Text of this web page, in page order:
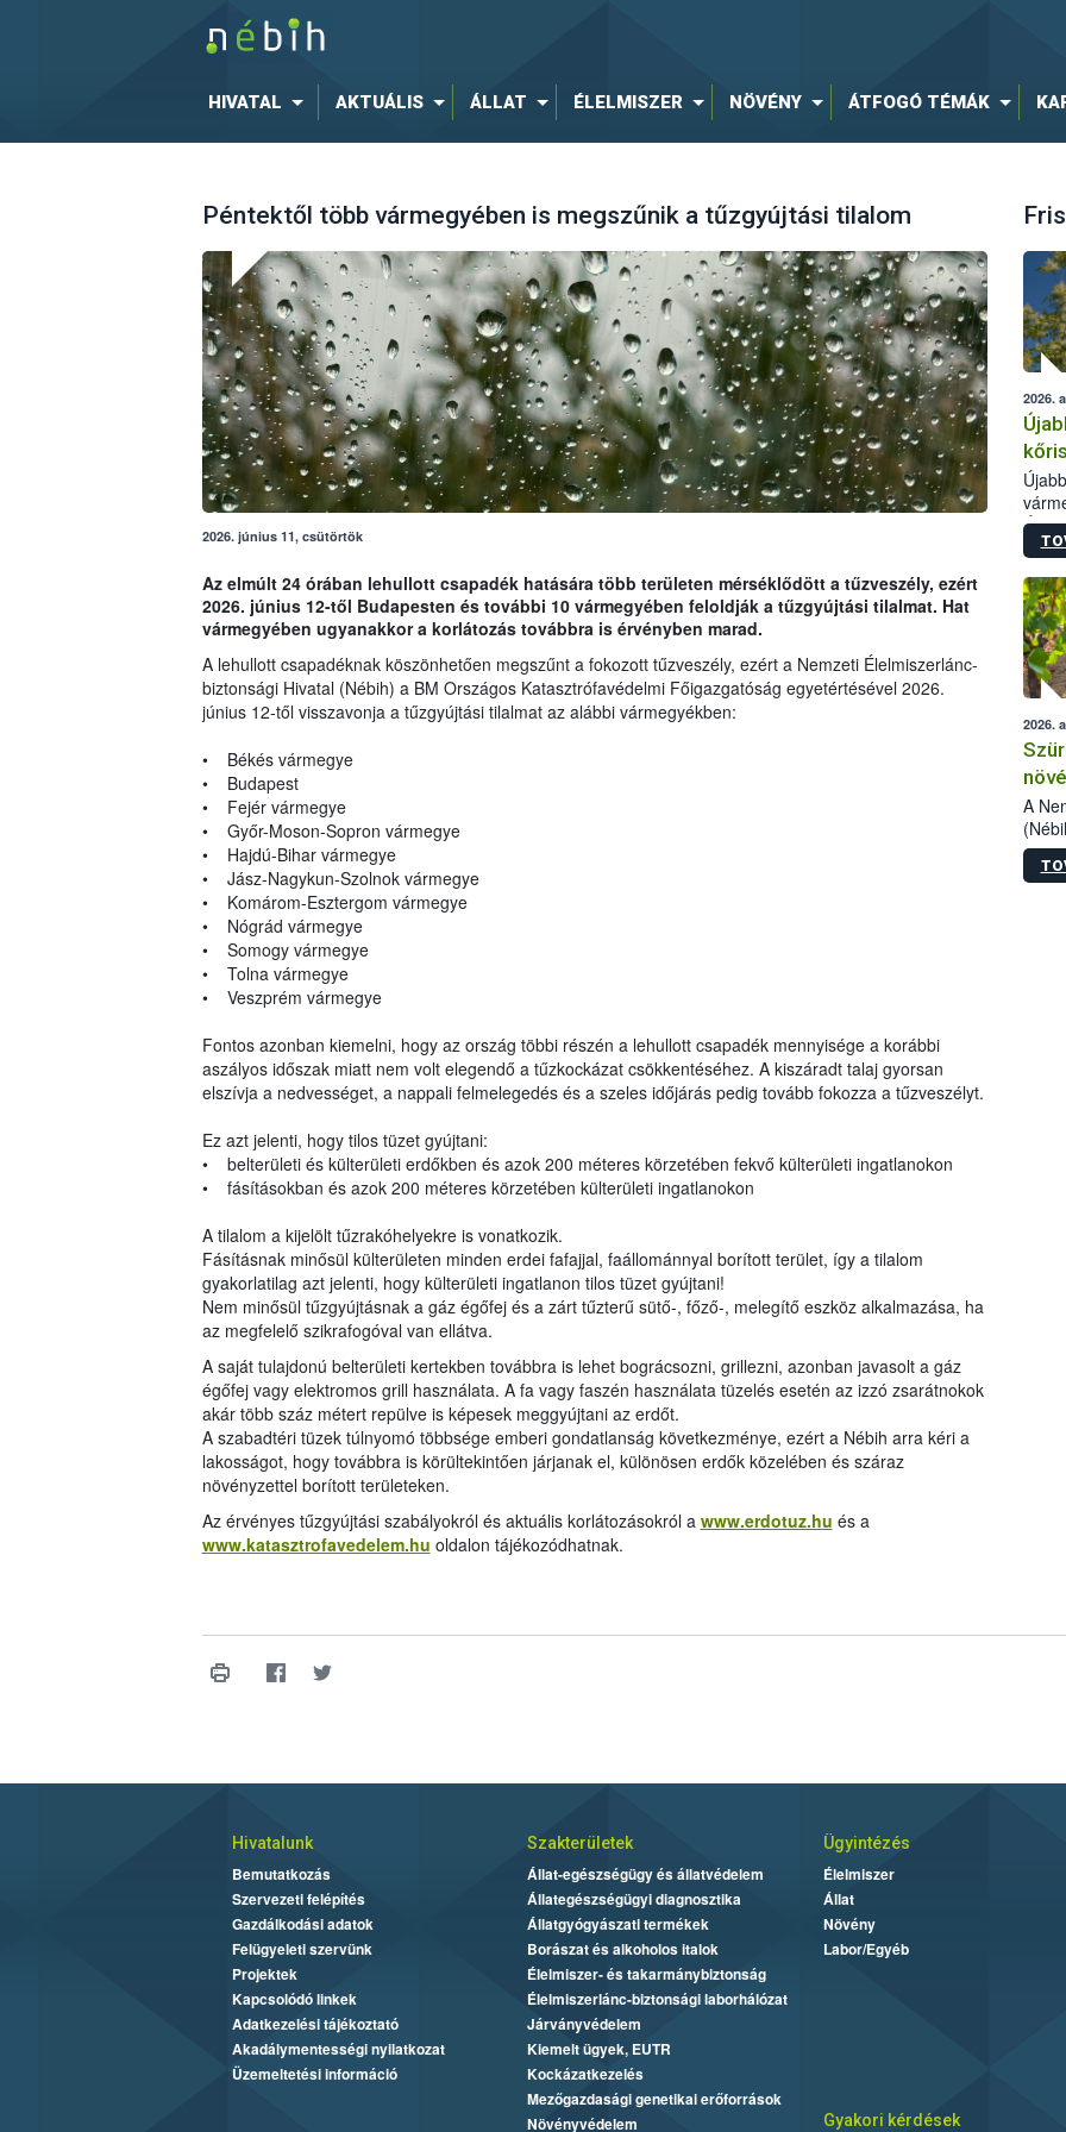
HIVATAL AKTUÁLIS ÁLLAT ÉLELMISZER NÖVÉNY ÁTFOGÓ TÉMÁK
Péntektől több vármegyében is megszűnik a tűzgyújtási tilalom
2026. június 11, csütörtök
Az elmúlt 24 órában lehullott csapadék hatására több területen mérséklődött a tűzveszély, ezért
2026. június 12-től Budapesten és további 10 vármegyében feloldják a tűzgyújtási tilalmat. Hat
vármegyében ugyanakkor a korlátozás továbbra is érvényben marad.
A lehullott csapadéknak köszönhetően megszűnt a fokozott tűzveszély, ezért a Nemzeti Élelmiszerlánc-
biztonsági Hivatal (Nébih) a BM Országos Katasztrófavédelmi Főigazgatóság egyetértésével 2026.
június 12-től visszavonja a tűzgyújtási tilalmat az alábbi vármegyékben:
• Békés vármegye
• Budapest
• Fejér vármegye
• Győr-Moson-Sopron vármegye
• Hajdú-Bihar vármegye
• Jász-Nagykun-Szolnok vármegye
• Komárom-Esztergom vármegye
• Nógrád vármegye
• Somogy vármegye
• Tolna vármegye
• Veszprém vármegye
Fontos azonban kiemelni, hogy az ország többi részén a lehullott csapadék mennyisége a korábbi
aszályos időszak miatt nem volt elegendő a tűzkockázat csökkentéséhez. A kiszáradt talaj gyorsan
elszívja a nedvességet, a nappali felmelegedés és a szeles időjárás pedig tovább fokozza a tűzveszélyt.
Ez azt jelenti, hogy tilos tüzet gyújtani:
• belterületi és külterületi erdőkben és azok 200 méteres körzetében fekvő külterületi ingatlanokon
• fásításokban és azok 200 méteres körzetében külterületi ingatlanokon
A tilalom a kijelölt tűzrakóhelyekre is vonatkozik.
Fásításnak minősül külterületen minden erdei fafajjal, faállománnyal borított terület, így a tilalom
gyakorlatilag azt jelenti, hogy külterületi ingatlanon tilos tüzet gyújtani!
Nem minősül tűzgyújtásnak a gáz égőfej és a zárt tűzterű sütő-, főző-, melegítő eszköz alkalmazása, ha
az megfelelő szikrafogóval van ellátva.
A saját tulajdonú belterületi kertekben továbbra is lehet bográcsozni, grillezni, azonban javasolt a gáz
égőfej vagy elektromos grill használata. A fa vagy faszén használata tüzelés esetén az izzó zsarátnokok
akár több száz métert repülve is képesek meggyújtani az erdőt.
A szabadtéri tüzek túlnyomó többsége emberi gondatlanság következménye, ezért a Nébih arra kéri a
lakosságot, hogy továbbra is körültekintően járjanak el, különösen erdők közelében és száraz
növényzettel borított területeken.
Az érvényes tűzgyújtási szabályokról és aktuális korlátozásokról a www.erdotuz.hu és a
www.katasztrofavedelem.hu oldalon tájékozódhatnak.
2026.
2026.
A
Hivatalunk
Bemutatkozás
Szervezeti felépítés
Gazdálkodási adatok
Felügyeleti szervünk
Projektek
Kapcsolódó linkek
Adatkezelési tájékoztató
Akadálymentességi nyilatkozat
Üzemeltetési információ
Szakterületek
Állat-egészségügy és állatvédelem
Állategészségügyi diagnosztika
Állatgyógyászati termékek
Borászat és alkoholos italok
Élelmiszer- és takarmánybiztonság
Élelmiszerlánc-biztonsági laborhálózat
Járványvédelem
Kiemelt ügyek, EUTR
Kockázatkezelés
Mezőgazdasági genetikai erőforrások
Növényvédelem
Ügyintézés
Élelmiszer
Állat
Növény
Labor/Egyéb
Gyakori kérdések